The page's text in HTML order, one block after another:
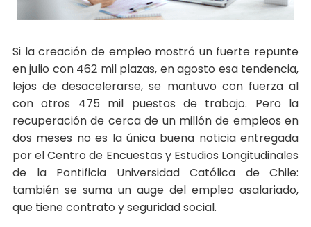
Si la creación de empleo mostró un fuerte repunte
en julio con 462 mil plazas, en agosto esa tendencia,
lejos de desacelerarse, se mantuvo con fuerza al
con otros 475 mil puestos de trabajo. Pero la
recuperación de cerca de un millón de empleos en
dos meses no es la única buena noticia entregada
por el Centro de Encuestas y Estudios Longitudinales
de la Pontificia Universidad Católica de Chile:
también se suma un auge del empleo asalariado,
que tiene contrato y seguridad social.